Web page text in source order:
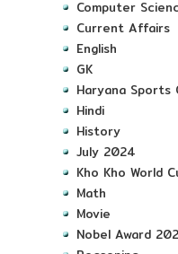
Computer
Current Affairs
English
GK
Haryana
Hindi
History
July 2024
Kho Kho World
Math
Movie
Nobel Award